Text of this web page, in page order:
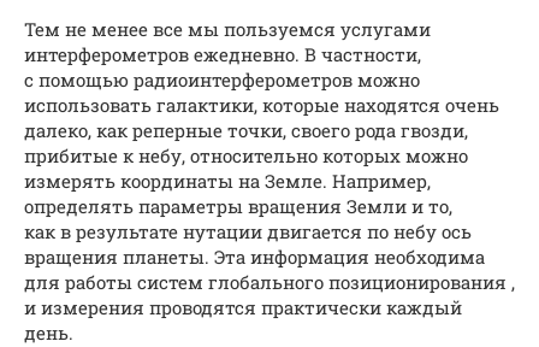
Тем не менее все мы пользуемся услугами
интерферометров ежедневно. В частности,
с помощью радиоинтерферометров можно
использовать галактики, которые находятся очень
далеко, как реперные точки, своего рода гвозди,
прибитые к небу, относительно которых можно
измерять координаты на Земле. Например,
определять параметры вращения Земли и то,
как в результате нутации двигается по небу ось
вращения планеты. Эта информация необходима
для работы систем глобального позиционирования ,
и измерения проводятся практически каждый
день.